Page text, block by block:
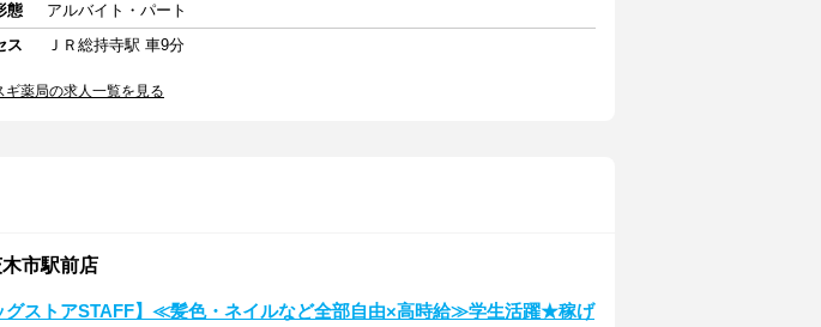
態
アルバイト・パート
ス
ＪＲ総持寺駅 車9分
ギ薬局の求人一覧を見る
市駅前店
グストアSTAFF】≪髪色・ネイルなど全部自由×高時給≫学生活躍★稼げ